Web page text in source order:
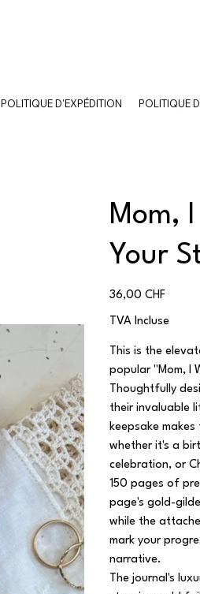
POLITIQUE D'EXPÉDITION POLITIQUE
Mom,
Your
Prix
36,00 CHF
TVA Incluse
This is the
popular "Mom, I
Thoughtfully
their invaluable
keepsake
whether it's a
celebration, or
150 pages of
page's gold-
while the
mark your
narrative.
The journal's